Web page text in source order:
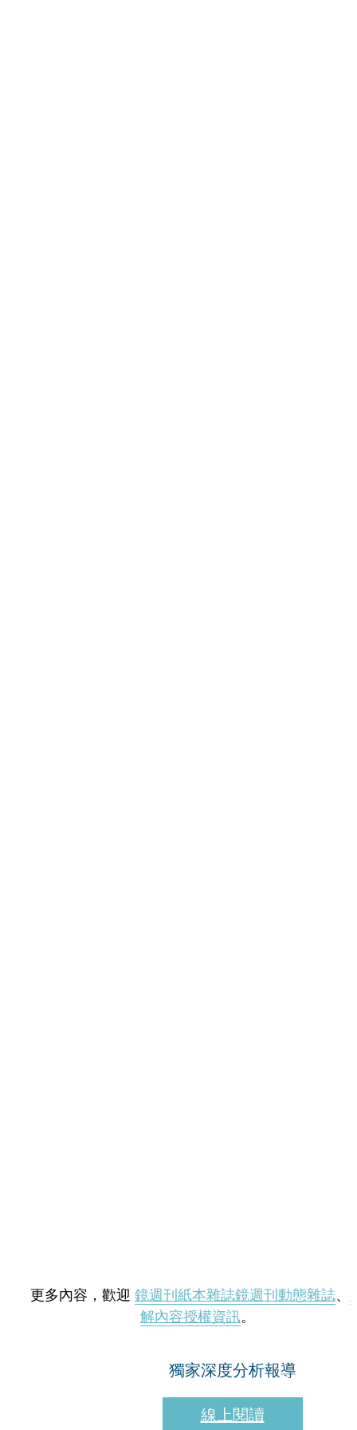
更多內容，歡迎 鏡週刊紙本雜誌鏡週刊動態雜誌、
解內容授權資訊。
獨家深度分析報導
線上閱讀